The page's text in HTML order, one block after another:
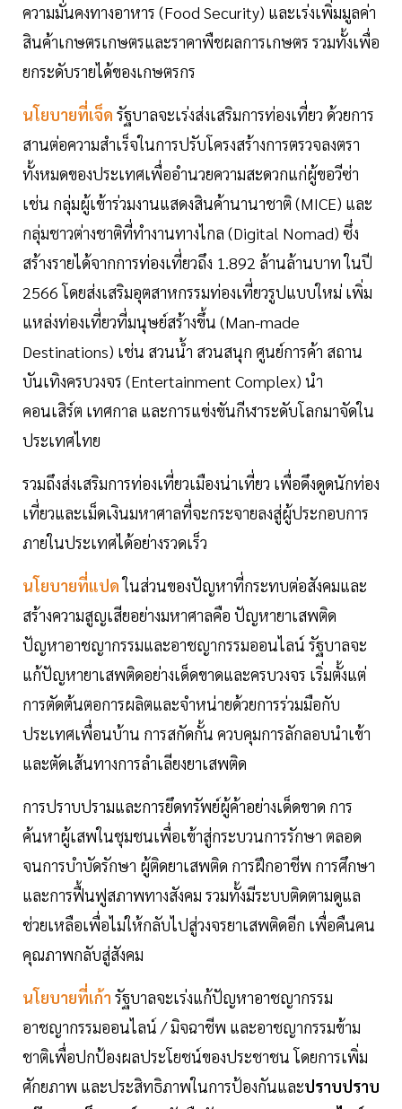
ความมั่นคงทางอาหาร (Food Security) และเร่งเพิ่มมูลค่า
สินค้าเกษตรเกษตรและราคาพืชผลการเกษตร รวมทั้งเพื่อ
ยกระดับรายได้ของเกษตรกร
นโยบายที่เจ็ด รัฐบาลจะเร่งส่งเสริมการท่องเที่ยว ด้วยการ
สานต่อความสำเร็จในการปรับโครงสร้างการตรวจลงตรา
ทั้งหมดของประเทศเพื่ออำนวยความสะดวกแก่ผู้ขอวีซ่า
เช่น กลุ่มผู้เข้าร่วมงานแสดงสินค้านานาชาติ (MICE) และ
กลุ่มชาวต่างชาติที่ทำงานทางไกล (Digital Nomad) ซึ่ง
สร้างรายได้จากการท่องเที่ยวถึง 1.892 ล้านล้านบาท ในปี
2566 โดยส่งเสริมอุตสาหกรรมท่องเที่ยวรูปแบบใหม่ เพิ่ม
แหล่งท่องเที่ยวที่มนุษย์สร้างขึ้น (Man-made
Destinations) เช่น สวนน้ำ สวนสนุก ศูนย์การค้า สถาน
บันเทิงครบวงจร (Entertainment Complex) นำ
คอนเสิร์ต เทศกาล และการแข่งขันกีฬาระดับโลกมาจัดใน
ประเทศไทย
รวมถึงส่งเสริมการท่องเที่ยวเมืองน่าเที่ยว เพื่อดึงดูดนักท่อง
เที่ยวและเม็ดเงินมหาศาลที่จะกระจายลงสู่ผู้ประกอบการ
ภายในประเทศได้อย่างรวดเร็ว
นโยบายที่แปดในส่วนของปัญหาที่กระทบต่อสังคมและ
สร้างความสูญเสียอย่างมหาศาลคือ ปัญหายาเสพติด
ปัญหาอาชญากรรมและอาชญากรรมออนไลน์ รัฐบาลจะ
แก้ปัญหายาเสพติดอย่างเด็ดขาดและครบวงจร เริ่มตั้งแต่
การตัดต้นตอการผลิตและจำหน่ายด้วยการร่วมมือกับ
ประเทศเพื่อนบ้าน การสกัดกั้น ควบคุมการลักลอบนำเข้า
และตัดเส้นทางการลำเลียงยาเสพติด
การปราบปรามและการยึดทรัพย์ผู้ค้าอย่างเด็ดขาด การ
ค้นหาผู้เสพในชุมชนเพื่อเข้าสู่กระบวนการรักษา ตลอด
จนการบำบัดรักษา ผู้ติดยาเสพติด การฝึกอาชีพ การศึกษา
และการฟื้นฟูสภาพทางสังคม รวมทั้งมีระบบติดตามดูแล
ช่วยเหลือเพื่อไม่ให้กลับไปสู่วงจรยาเสพติดอีก เพื่อคืนคน
คุณภาพกลับสู่สังคม
นโยบายที่เก้า รัฐบาลจะเร่งแก้ปัญหาอาชญากรรม
อาชญากรรมออนไลน์ / มิจฉาชีพ และอาชญากรรมข้าม
ชาติเพื่อปกป้องผลประโยชน์ของประชาชน โดยการเพิ่ม
ศักยภาพ และประสิทธิภาพในการป้องกันและปราบปราบ